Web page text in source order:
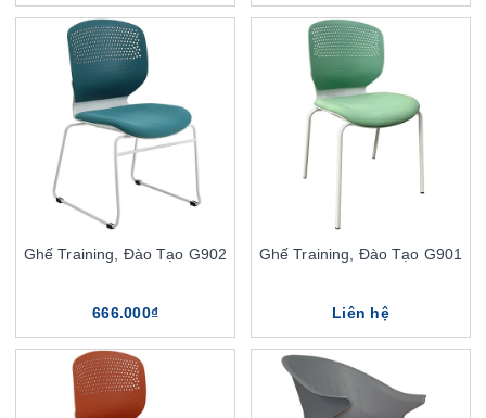
Ghế Training, Đào Tạo G902
666.000₫
Ghế Training, Đào Tạo G901
Liên hệ